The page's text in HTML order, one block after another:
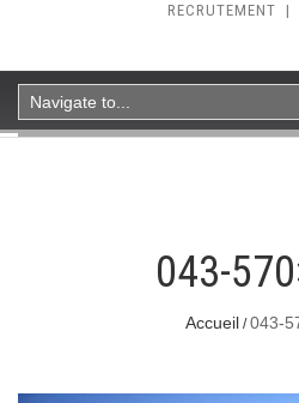
RECRUTEMENT |
043-
Accueil 043-